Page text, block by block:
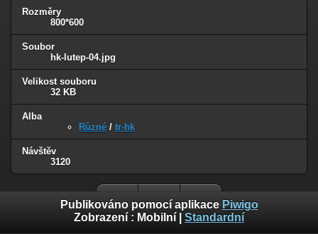
Rozměry
800*600
Soubor
hk-lutep-04.jpg
Velikost souboru
32 KB
Alba
Různé / tr-hk
Návštěv
3120
Publikováno pomocí aplikace Piwigo
Zobrazení : Mobilní Standardní